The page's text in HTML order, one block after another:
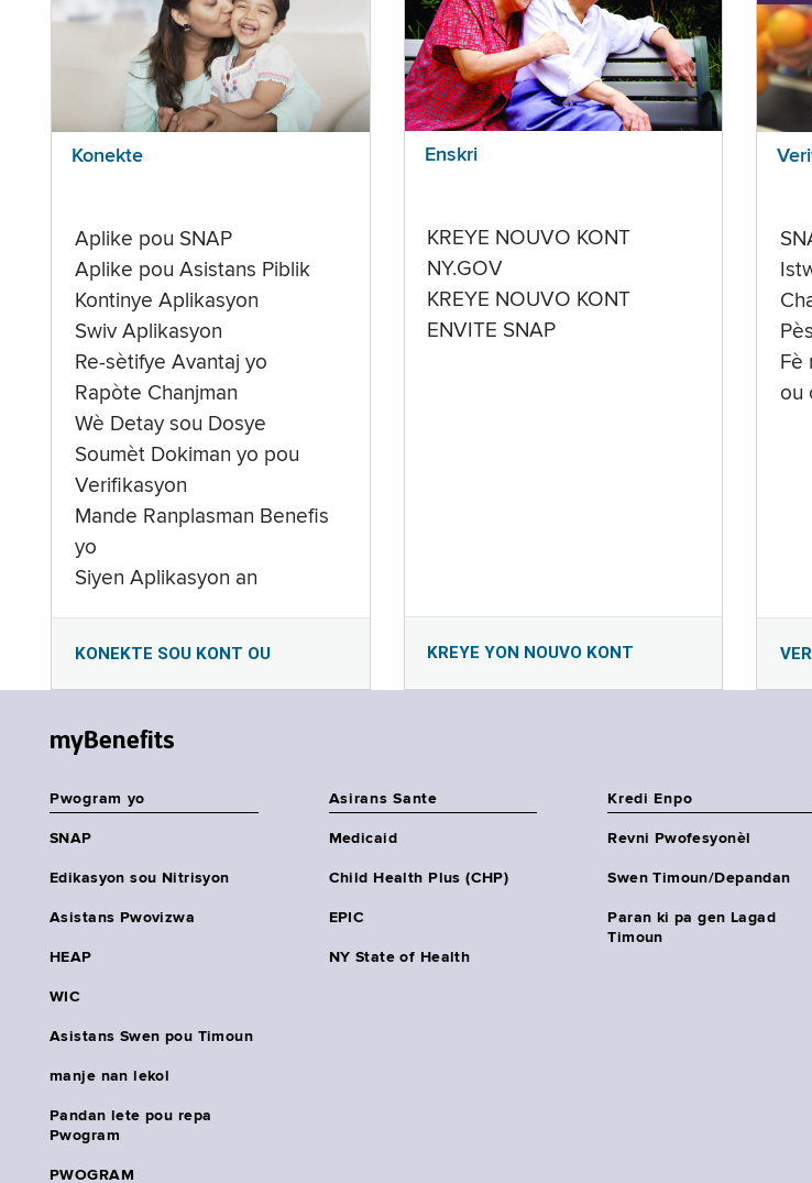
Konekte
Aplike pou SNAP
Aplike pou Asistans Piblik
Kontinye Aplikasyon
Swiv Aplikasyon
Re-sètifye Avantaj yo
Rapòte Chanjman
Wè Detay sou Dosye
Soumèt Dokiman yo pou
Verifikasyon
Mande Ranplasman Benefis
yo
Siyen Aplikasyon an
KONEKTE SOU KONT OU
Enskri
KREYE NOUVO KONT
NY.GOV
KREYE NOUVO KONT
ENVITE SNAP
KREYE YON NOUVO KONT
Fè
ou
myBenefits
Pwogram yo
SNAP
Edikasyon sou Nitrisyon
Asistans Pwovizwa
HEAP
WIC
Asistans Swen pou Timoun
manje nan lekol
Pandan lete pou repa
Pwogram
PWOGRAM
Asirans Sante
Medicaid
Child Health Plus (CHP)
EPIC
NY State of Health
Kredi Enpo
Revni Pwofesyonèl
Swen Timoun/Depandan
Paran ki pa gen Lagad
Timoun